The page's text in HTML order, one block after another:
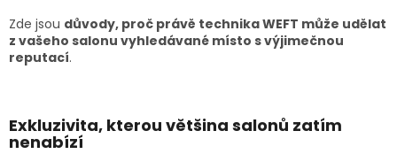
Zde jsou důvody, proč právě technika WEFT může udělat
z vašeho salonu vyhledávané místo s výjimečnou
reputací.
Exkluzivita, kterou většina salonů zatím
nenabízí